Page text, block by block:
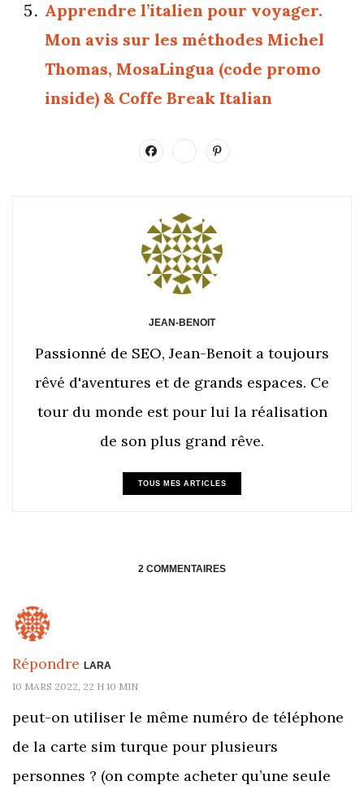
Apprendre l’italien pour voyager.
Mon avis sur les méthodes Michel
Thomas, MosaLingua (code promo
inside) & Coffe Break Italian
JEAN-BENOIT
Passionné de SEO, Jean-Benoit a toujours
rêvé d'aventures et de grands espaces. Ce
tour du monde est pour lui la réalisation
de son plus grand rêve.
TOUS MES ARTICLES
2 COMMENTAIRES
Répondre LARA
10 MARS 2022, 22 H 10 MIN
peut-on utiliser le même numéro de téléphone
de la carte sim turque pour plusieurs
personnes ? (on compte acheter qu’une seule